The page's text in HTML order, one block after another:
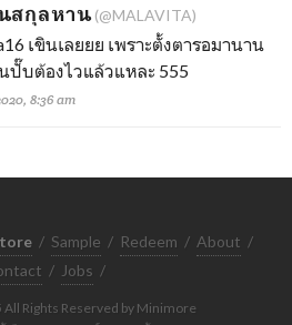
สกุลหาน(@MALAVITA)
เขินเลยยย เพราะตั้งตารอมานาน
ปั๊บต้องไวแล้วแหละ 555
8:36 am
/ Sample / Redeem / About /
/ Jobs /
Rights Reserved by Minimore